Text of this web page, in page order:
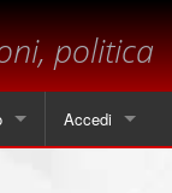
politica
Accedi